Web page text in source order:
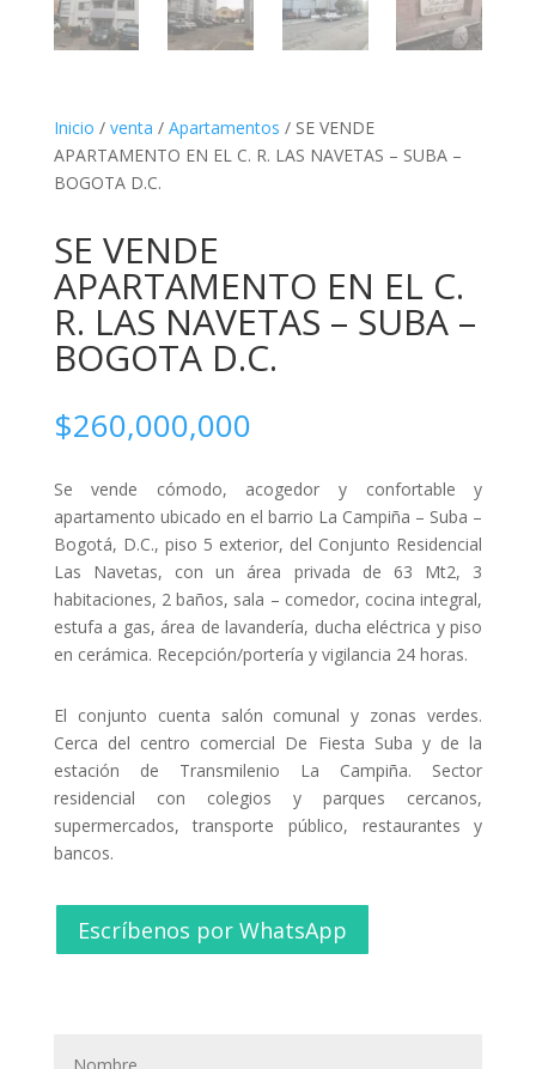
Inicio / venta / Apartamentos / SE VENDE
APARTAMENTO EN EL C. R. LAS NAVETAS – SUBA –
BOGOTA D.C.
SE VENDE
APARTAMENTO EN EL C.
R. LAS NAVETAS – SUBA –
BOGOTA D.C.
$260,000,000
Se vende cómodo, acogedor y confortable y
apartamento ubicado en el barrio La Campiña – Suba –
Bogotá, D.C., piso 5 exterior, del Conjunto Residencial
Las Navetas, con un área privada de 63 Mt2, 3
habitaciones, 2 baños, sala – comedor, cocina integral,
estufa a gas, área de lavandería, ducha eléctrica y piso
en cerámica. Recepción/portería y vigilancia 24 horas.
El conjunto cuenta salón comunal y zonas verdes.
Cerca del centro comercial De Fiesta Suba y de la
estación de Transmilenio La Campiña. Sector
residencial con colegios y parques cercanos,
supermercados, transporte público, restaurantes y
bancos.
Escríbenos por WhatsApp